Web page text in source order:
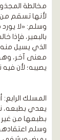
مخالطة
لأنها تسقم
وسلم: «لا
بالبعير، فإذا
الذي يسيل
معنى آخر،
يصيبه؛ لأن فيه
المسلك
يعدي بطبعه،
بطبعها من غير
وسلم